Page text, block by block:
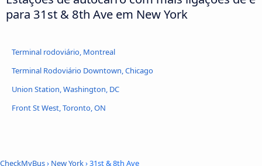
para 31st & 8th Ave em New York
Terminal rodoviário, Montreal
Terminal Rodoviário Downtown, Chicago
Union Station, Washington, DC
Front St West, Toronto, ON
CheckMyBus› New York› 31st & 8th Ave